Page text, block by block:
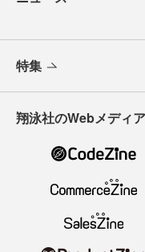
特集
翔泳社のWebメディア